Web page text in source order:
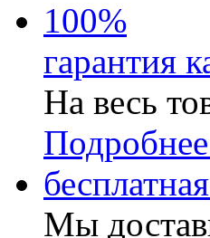
100%
гарантия
На весь
Мы